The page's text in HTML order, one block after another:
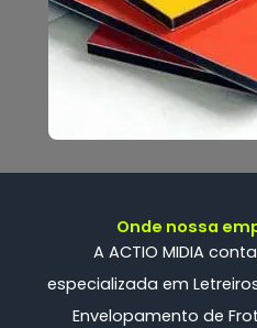
Onde nossa
A ACTIO MIDIA
especializada em
Envelopamento de